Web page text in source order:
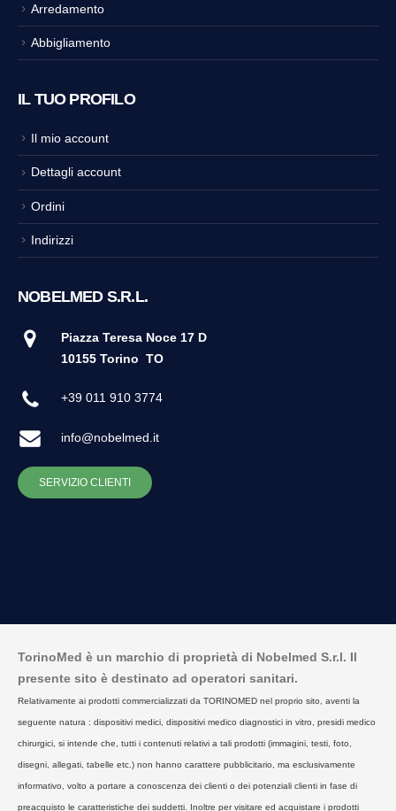
Arredamento
Abbigliamento
IL TUO PROFILO
Il mio account
Dettagli account
Ordini
Indirizzi
NOBELMED S.R.L.
Piazza Teresa Noce 17 D
10155 Torino TO
+39 011 910 3774
info@nobelmed.it
SERVIZIO CLIENTI
TorinoMed è un marchio di proprietà di Nobelmed S.r.l. Il
presente sito è destinato ad operatori sanitari.
Relativamente ai prodotti commercializzati da TORINOMED nel proprio sito, aventi la
seguente natura : dispositivi medici, dispositivi medico diagnostici in vitro, presidi medico
chirurgici, si intende che, tutti i contenuti relativi a tali prodotti (immagini, testi, foto,
disegni, allegati, tabelle etc.) non hanno carattere pubblicitario, ma esclusivamente
informativo, volto a portare a conoscenza dei clienti o dei potenziali clienti in fase di
preacquisto le caratteristiche dei suddetti. Inoltre per visitare ed acquistare i prodotti